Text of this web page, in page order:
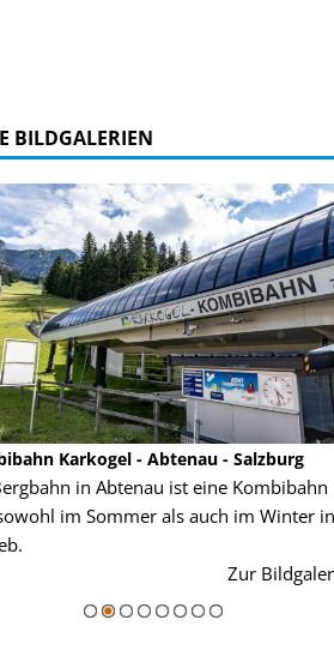
BILDGALERIEN
Karkogel - Abtenau - Salzburg
in Abtenau ist eine Kombibahn
im Sommer als auch im Winter in
Zur